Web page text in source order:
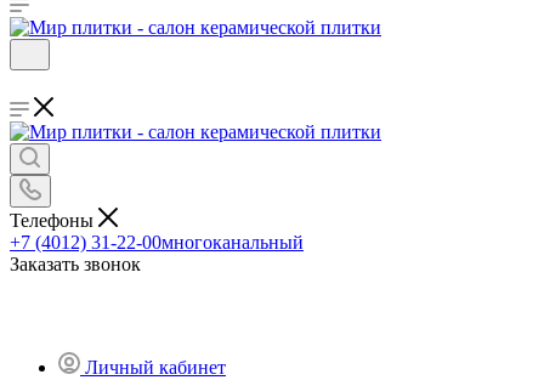
Телефоны
+7 (4012) 31-22-00многоканальный
Заказать звонок
Личный кабинет